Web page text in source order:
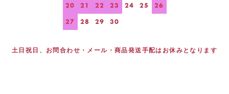
20
21 22 23 24 25
26
27
28 29 30
土日祝日、お問合わせ・メール・商品発送手配はお休みとなります